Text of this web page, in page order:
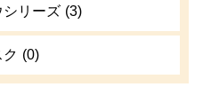
シリーズ (3)
ク (0)